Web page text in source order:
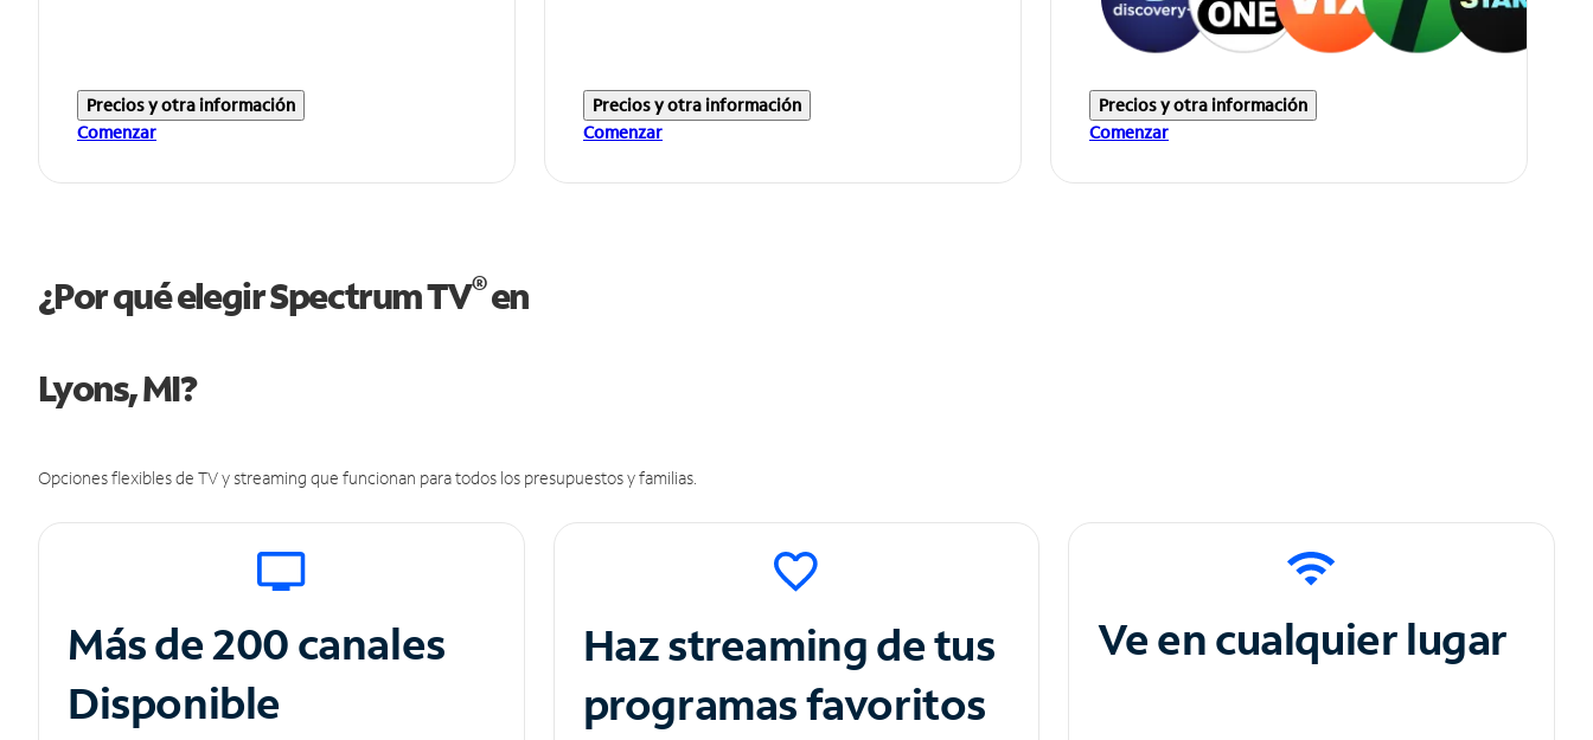
Precios y otra información
Comenzar
Precios y otra información
Comenzar
Precios y otra información
Comenzar
¿Por qué elegir Spectrum TV®en
Lyons, MI?
Opciones flexibles de TV y streaming que funcionan para todos los presupuestos y familias.
Más de 200 canales
Disponible
Haz streaming de tus
programas favoritos
Ve en cualquier lugar